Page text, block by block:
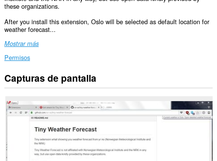
these organizations.
After you install this extension, Oslo will be selected as default location for
weather forecast...
Mostrar más
Permisos
Esta
extensión
acceder
a
tus
sitios
Web.
Capturas de pantalla